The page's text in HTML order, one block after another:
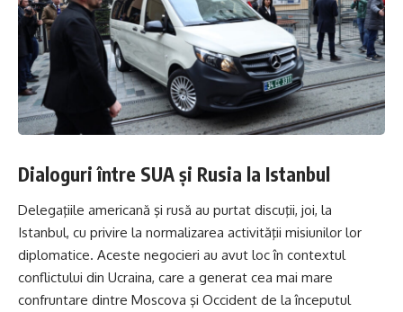
Dialoguri între SUA și Rusia la Istanbul
Delegaţiile americană şi rusă au purtat discuţii, joi, la
Istanbul, cu privire la normalizarea activităţii misiunilor lor
diplomatice. Aceste negocieri au avut loc în contextul
conflictului din Ucraina, care a generat cea mai mare
confruntare dintre Moscova şi Occident de la începutul